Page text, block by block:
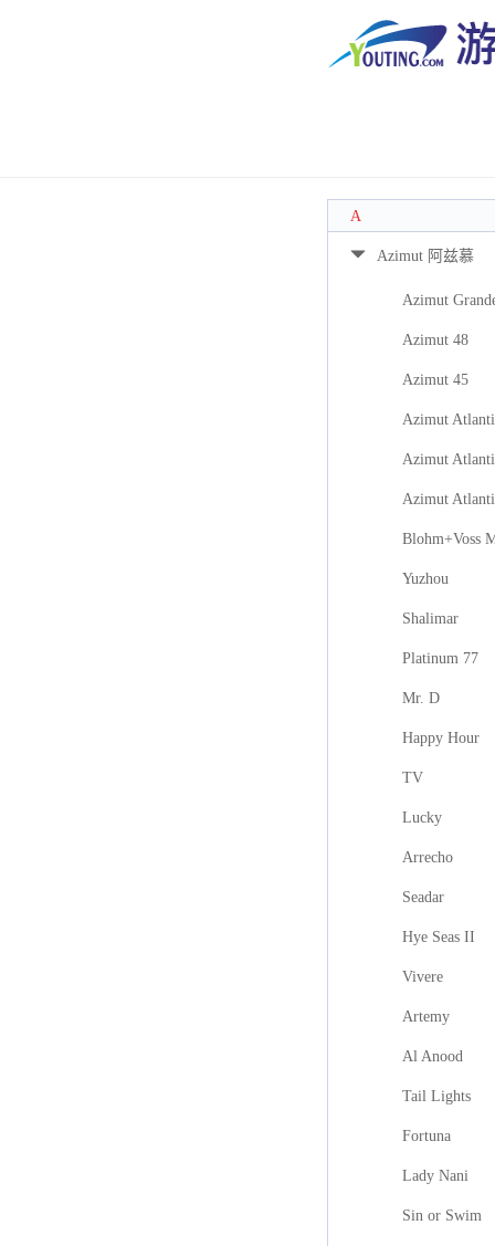
A
Azimut 阿兹慕
Azimut
Azimut 48
Azimut 45
Azimut
Azimut
Azimut
Blohm+Voss
Yuzhou
Shalimar
Platinum 77
Mr. D
Happy Hour
TV
Lucky
Arrecho
Seadar
Hye Seas II
Vivere
Artemy
Al Anood
Tail Lights
Fortuna
Lady Nani
Sin or Swim